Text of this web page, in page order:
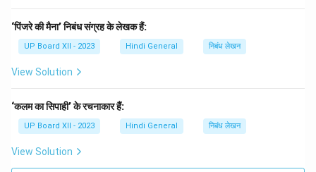
‘पिंजरे की मैना’ निबंध संग्रह के लेखक हैं:
UP Board XII - 2023 Hindi General निबंध लेखन
View Solution
‘कलम का सिपाही’ के रचनाकार हैं:
UP Board XII - 2023 Hindi General निबंध लेखन
View Solution